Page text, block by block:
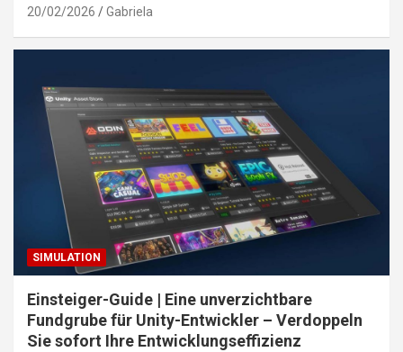
20/02/2026 Gabriela
SIMULATION
Einsteiger-Guide | Eine unverzichtbare
Fundgrube für Unity-Entwickler – Verdoppeln
Sie sofort Ihre Entwicklungseffizienz